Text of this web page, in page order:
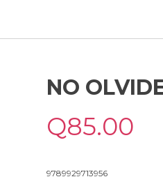
NO
Q85.00
9789929713956